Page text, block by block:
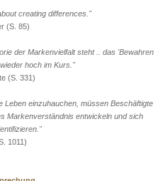
creating differences."
(S. 85)
der Markenvielfalt steht .. das 'Bewahren
hoch im Kurs."
(S. 331)
Leben einzuhauchen, müssen Beschäftigte
Markenverständnis entwickeln und sich
1011)